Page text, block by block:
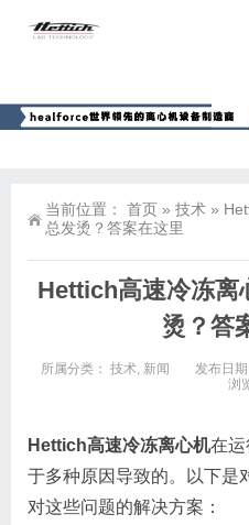
当前位置： 首页 » 技术 »
总发烫？答案在这里
Hettich高速冷冻离
烫？答
所属分类： 技术, 新闻 发布日
浏
Hettich高速冷冻离心机在
于多种原因导致的。以下是
对这些问题的解决方案：